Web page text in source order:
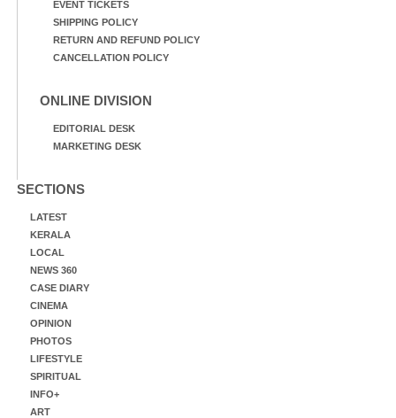
EVENT TICKETS
SHIPPING POLICY
RETURN AND REFUND POLICY
CANCELLATION POLICY
ONLINE DIVISION
EDITORIAL DESK
MARKETING DESK
SECTIONS
LATEST
KERALA
LOCAL
NEWS 360
CASE DIARY
CINEMA
OPINION
PHOTOS
LIFESTYLE
SPIRITUAL
INFO+
ART